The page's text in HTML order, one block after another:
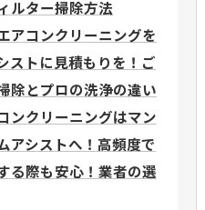
ルター掃除方法
アコンクリーニングを
ストに見積もりを！ご
除とプロの洗浄の違い
ンクリーニングはマン
アシストへ！高頻度で
る際も安心！業者の選